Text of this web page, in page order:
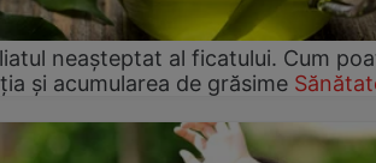
neașteptat al ficatului. Cum
și acumularea de grăsime